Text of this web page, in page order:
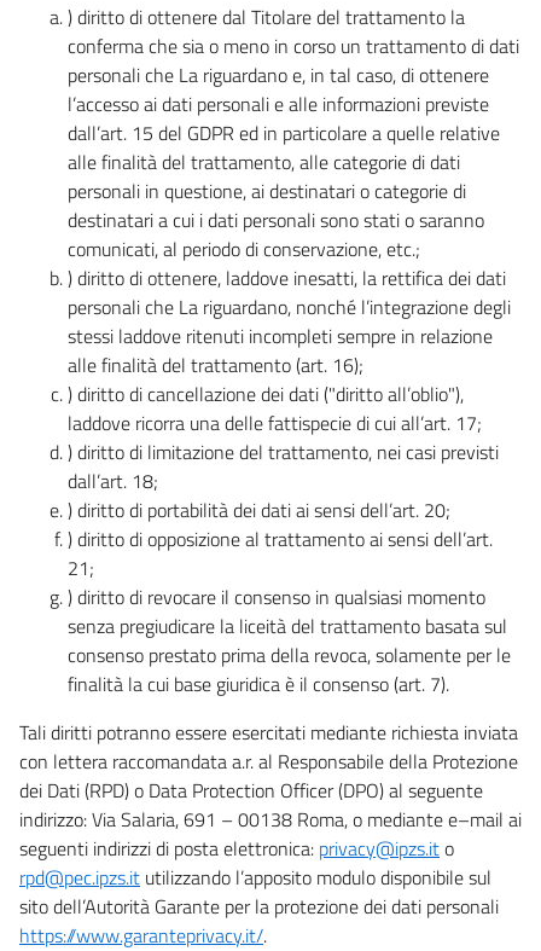
) diritto di ottenere dal Titolare del trattamento la
conferma che sia o meno in corso un trattamento di dati
personali che La riguardano e, in tal caso, di ottenere
l’accesso ai dati personali e alle informazioni previste
dall’art. 15 del GDPR ed in particolare a quelle relative
alle finalità del trattamento, alle categorie di dati
personali in questione, ai destinatari o categorie di
destinatari a cui i dati personali sono stati o saranno
comunicati, al periodo di conservazione, etc.;
) diritto di ottenere, laddove inesatti, la rettifica dei dati
personali che La riguardano, nonché l’integrazione degli
stessi laddove ritenuti incompleti sempre in relazione
alle finalità del trattamento (art. 16);
) diritto di cancellazione dei dati ("diritto all’oblio"),
laddove ricorra una delle fattispecie di cui all’art. 17;
) diritto di limitazione del trattamento, nei casi previsti
dall’art. 18;
) diritto di portabilità dei dati ai sensi dell’art. 20;
) diritto di opposizione al trattamento ai sensi dell’art.
21;
) diritto di revocare il consenso in qualsiasi momento
senza pregiudicare la liceità del trattamento basata sul
consenso prestato prima della revoca, solamente per le
finalità la cui base giuridica è il consenso (art. 7).
Tali diritti potranno essere esercitati mediante richiesta inviata
con lettera raccomandata a.r. al Responsabile della Protezione
dei Dati (RPD) o Data Protection Officer (DPO) al seguente
indirizzo: Via Salaria, 691 – 00138 Roma, o mediante e–mail ai
seguenti indirizzi di posta elettronica: privacy@ipzs.ito
rpd@pec.ipzs.it utilizzando l’apposito modulo disponibile sul
sito dell’Autorità Garante per la protezione dei dati personali
https://www.garanteprivacy.it/.